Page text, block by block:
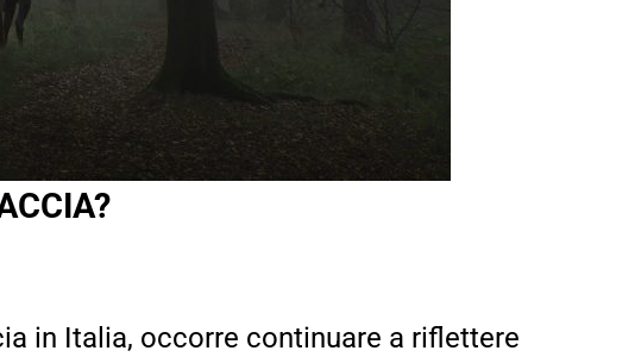
in Italia, occorre continuare a riflettere